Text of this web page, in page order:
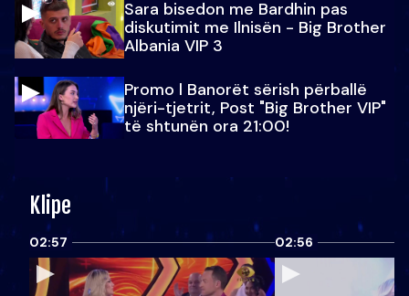
Sara bisedon me Bardhin pas
diskutimit me Ilnisën - Big Brother
Albania VIP 3
Promo l Banorët sërish përballë
njëri-tjetrit, Post "Big Brother VIP"
të shtunën ora 21:00!
Klipe
02:57 02:56